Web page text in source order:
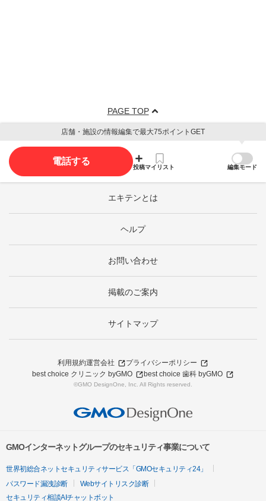
PAGE TOP
店舗・施設の情報編集で最大75ポイントGET
電話する
投稿マイリスト 編集モード
エキテンとは
ヘルプ
お問い合わせ
掲載のご案内
サイトマップ
利用規約運営会社
プライバシーポリシー
best choice クリニック byGMO
best choice 歯科 byGMO
©GMO DesignOne, Inc. All Rights reserved.
GMOインターネットグループのセキュリティ事業について
世界初総合ネットセキュリティサービス「GMOセキュリティ24」
パスワード漏洩診断
Webサイトリスク診断
セキュリティ相談AIチャットボット